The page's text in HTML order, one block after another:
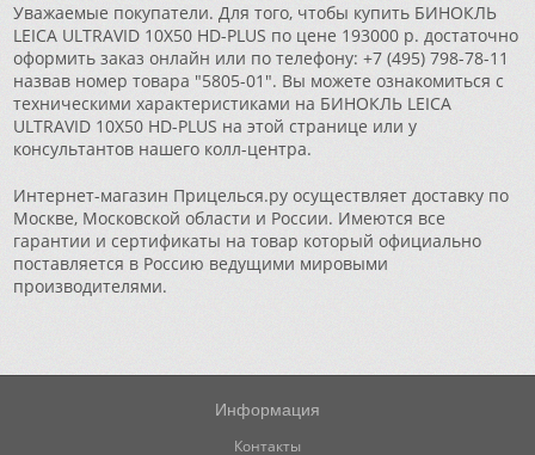
Уважаемые покупатели. Для того, чтобы купить БИНОКЛЬ
LEICA ULTRAVID 10X50 HD-PLUS по цене 193000 р. достаточно
оформить заказ онлайн или по телефону: +7 (495) 798-78-11
назвав номер товара "5805-01". Вы можете ознакомиться с
техническими характеристиками на БИНОКЛЬ LEICA
ULTRAVID 10X50 HD-PLUS на этой странице или у
консультантов нашего колл-центра.
Интернет-магазин Прицелься.ру осуществляет доставку по
Москве, Московской области и России. Имеются все
гарантии и сертификаты на товар который официально
поставляется в Россию ведущими мировыми
производителями.
Информация
Контакты